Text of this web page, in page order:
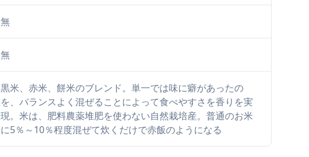
無
無
黒米、赤米、餅米のブレンド。単一では味に癖があったの
を、バランスよく混ぜることによって食べやすさを香りを実
現。米は、肥料農薬堆肥を使わない自然栽培産。普通のお米
に5％～10％程度混ぜて炊くだけで赤飯のようになる